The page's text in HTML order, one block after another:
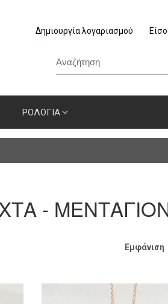
Δημιουργία λογαριασμού
ΡΟΛΟΓΙΑ
-
Εμφάνιση